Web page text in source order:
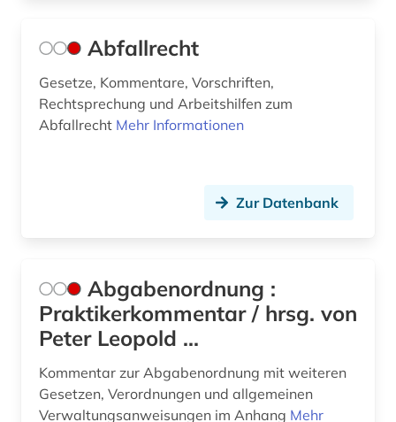
bauausführung (1)
bauordnungsrecht (5)
bauplanungsrecht (1)
bauprodukt (1)
baurecht (15)
Abfallrecht
Gesetze, Kommentare, Vorschriften,
Rechtsprechung und Arbeitshilfen zum
Abfallrecht Mehr Informationen
Zur Datenbank
Abgabenordnung :
Praktikerkommentar / hrsg. von
Peter Leopold ...
Kommentar zur Abgabenordnung mit weiteren
Gesetzen, Verordnungen und allgemeinen
Verwaltungsanweisungen im Anhang Mehr